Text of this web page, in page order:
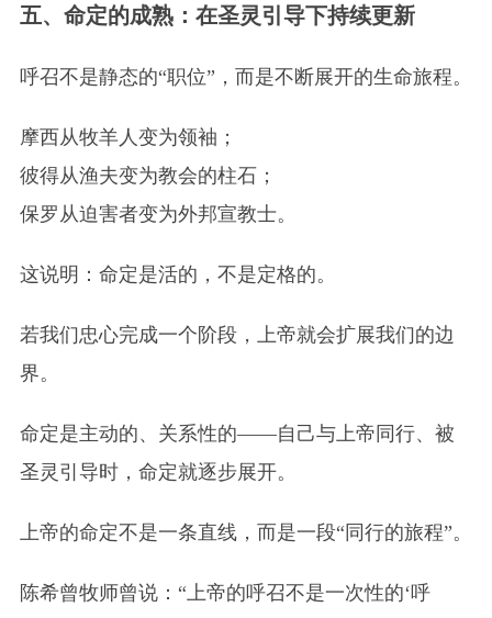
五、命定的成熟：在圣灵引导下持续更新
呼召不是静态的“职位”，而是不断展开的生命旅程。
摩西从牧羊人变为领袖；
彼得从渔夫变为教会的柱石；
保罗从迫害者变为外邦宣教士。
这说明：命定是活的，不是定格的。
若我们忠心完成一个阶段，上帝就会扩展我们的边
界。
命定是主动的、关系性的——自己与上帝同行、被
圣灵引导时，命定就逐步展开。
上帝的命定不是一条直线，而是一段“同行的旅程”。
陈希曾牧师曾说：“上帝的呼召不是一次性的‘呼